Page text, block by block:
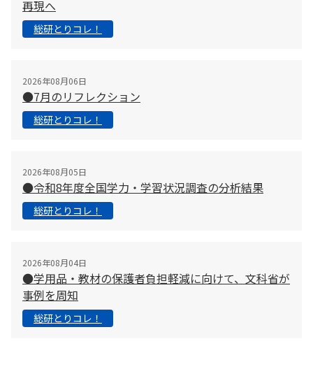
再現へ
総研とりコレ！
2026年08月06日
●7月のリフレクション
総研とりコレ！
2026年08月05日
●令和8年度全国学力・学習状況調査の分析結果
総研とりコレ！
2026年08月04日
●学用品・教材の保護者負担軽減に向けて、文科省が
事例を周知
総研とりコレ！